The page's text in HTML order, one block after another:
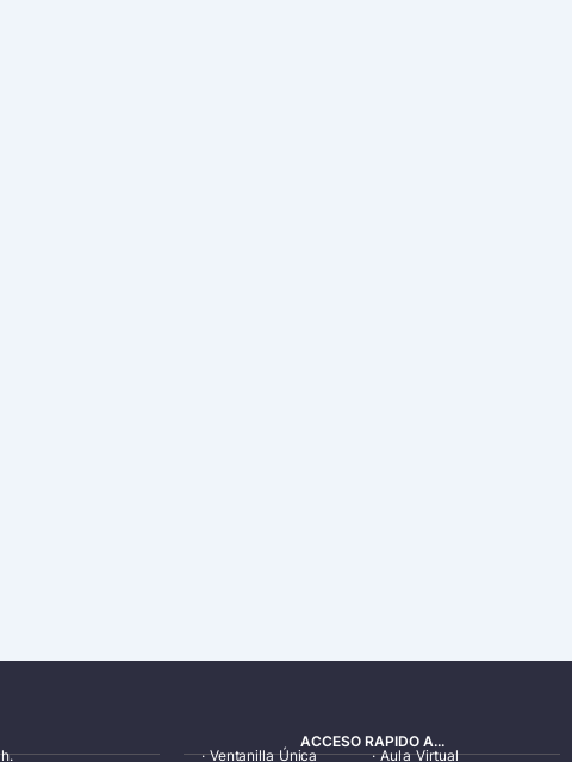
ACCESO RAPIDO A...
·Ventanilla Única ·Aula Virtual